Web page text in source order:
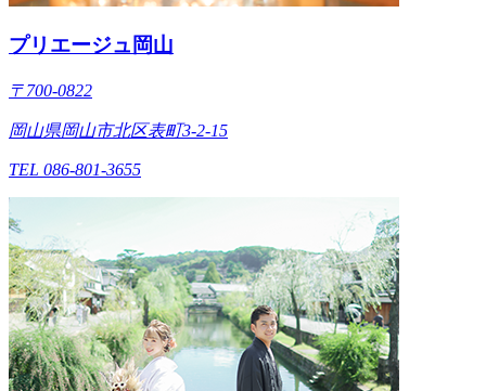
プリエージュ岡山
〒700-0822
岡山県岡山市北区表町3-2-15
TEL 086-801-3655